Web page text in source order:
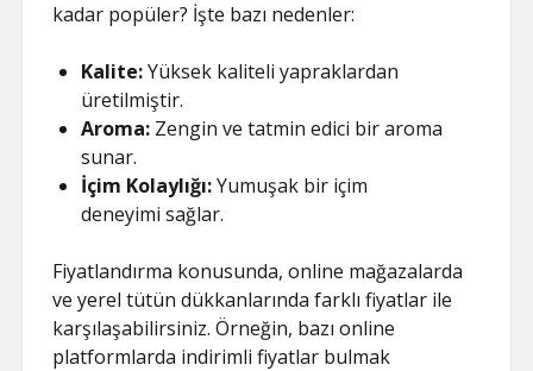
kadar popüler? İşte bazı nedenler:
Kalite:Yüksek kaliteli yapraklardan
üretilmiştir.
Aroma: Zengin ve tatmin edici bir aroma
sunar.
İçim Kolaylığı:Yumuşak bir içim
deneyimi sağlar.
Fiyatlandırma konusunda, online mağazalarda
ve yerel tütün dükkanlarında farklı fiyatlar ile
karşılaşabilirsiniz. Örneğin, bazı online
platformlarda indirimli fiyatlar bulmak